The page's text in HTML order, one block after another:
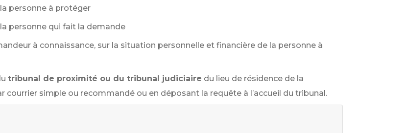
personne à protéger
personne qui fait la demande
à connaissance, sur la situation personnelle et financière de la personne à
tribunal de proximité ou du tribunal judiciaire du lieu de résidence de la
courrier simple ou recommandé ou en déposant la requête à l’accueil du tribunal.